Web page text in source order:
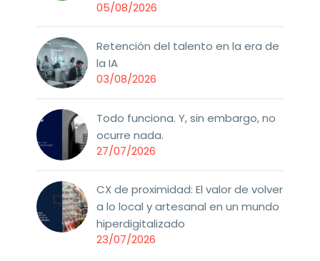
05/08/2026
Retención del talento en la era de
la IA
03/08/2026
Todo funciona. Y, sin embargo, no
ocurre nada.
27/07/2026
CX de proximidad: El valor de volver
a lo local y artesanal en un mundo
hiperdigitalizado
23/07/2026